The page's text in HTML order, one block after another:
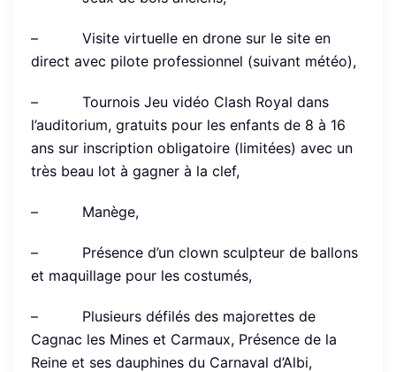
– Visite virtuelle en drone sur le site en
direct avec pilote professionnel (suivant météo),
– Tournois Jeu vidéo Clash Royal dans
l’auditorium, gratuits pour les enfants de 8 à 16
ans sur inscription obligatoire (limitées) avec un
très beau lot à gagner à la clef,
– Manège,
– Présence d’un clown sculpteur de ballons
et maquillage pour les costumés,
– Plusieurs défilés des majorettes de
Cagnac les Mines et Carmaux, Présence de la
Reine et ses dauphines du Carnaval d’Albi,